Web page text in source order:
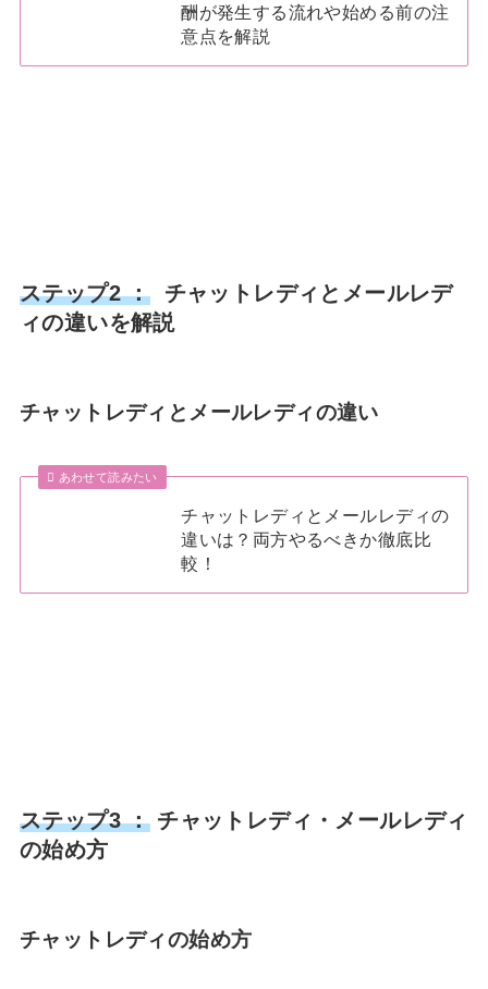
酬が発生する流れや始める前の注
意点を解説
ステップ2 ：チャットレディとメールレデ
ィの違いを解説
チャットレディとメールレディの違い
あわせて読みたい
チャットレディとメールレディの
違いは？両方やるべきか徹底比
較！
ステップ3 ：チャットレディ・メールレディ
の始め方
チャットレディの始め方